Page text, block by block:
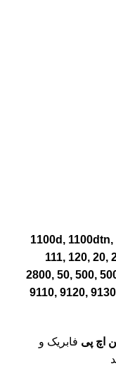
قابل استفاده در دستگاه های : 10, 100, 1100d, 1100dtn,
111, 120, 20,
2800, 50, 500,
9110, 9120,
اچ پی فابریک و